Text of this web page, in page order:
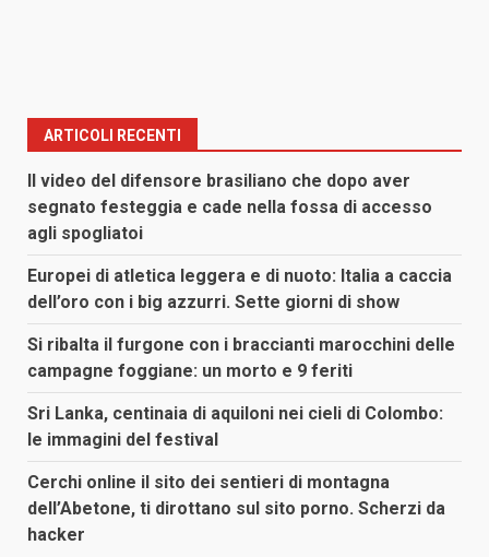
ARTICOLI RECENTI
Il video del difensore brasiliano che dopo aver
segnato festeggia e cade nella fossa di accesso
agli spogliatoi
Europei di atletica leggera e di nuoto: Italia a caccia
dell’oro con i big azzurri. Sette giorni di show
Si ribalta il furgone con i braccianti marocchini delle
campagne foggiane: un morto e 9 feriti
Sri Lanka, centinaia di aquiloni nei cieli di Colombo:
le immagini del festival
Cerchi online il sito dei sentieri di montagna
dell’Abetone, ti dirottano sul sito porno. Scherzi da
hacker